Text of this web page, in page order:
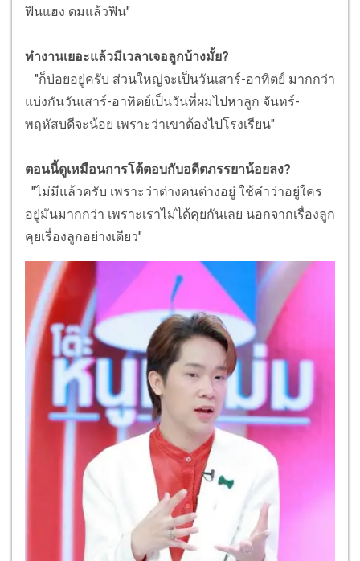
ฟินแฮง ดมแล้วฟิน"
ทำงานเยอะแล้วมีเวลาเจอลูกบ้างมั้ย?
"ก็บ่อยอยู่ครับ ส่วนใหญ่จะเป็นวันเสาร์-อาทิตย์ มากกว่า
แบ่งกันวันเสาร์-อาทิตย์เป็นวันที่ผมไปหาลูก จันทร์-
พฤหัสบดีจะน้อย เพราะว่าเขาต้องไปโรงเรียน"
ตอนนี้ดูเหมือนการโต้ตอบกับอดีตภรรยาน้อยลง?
"ไม่มีแล้วครับ เพราะว่าต่างคนต่างอยู่ ใช้คำว่าอยู่ใคร
อยู่มันมากกว่า เพราะเราไม่ได้คุยกันเลย นอกจากเรื่องลูก
คุยเรื่องลูกอย่างเดียว"